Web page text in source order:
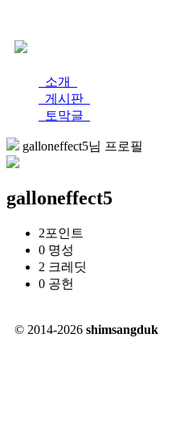
소개
게시판
토막글
galloneffect5님 프로필
galloneffect5
2포인트
0 명성
2 크레딧
0 공헌
© 2014-2026 shimsangduk